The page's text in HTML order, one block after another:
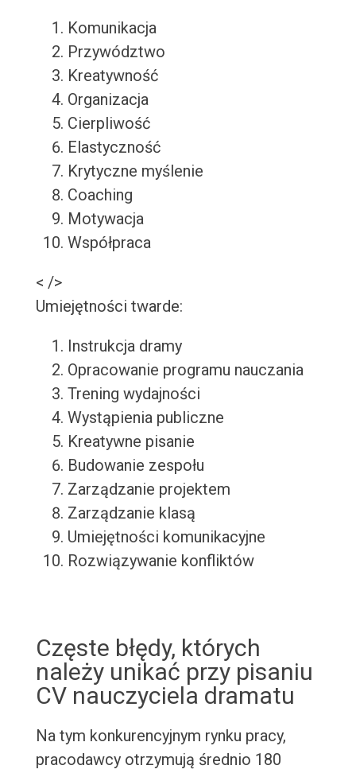
Komunikacja
Przywództwo
Kreatywność
Organizacja
Cierpliwość
Elastyczność
Krytyczne myślenie
Coaching
Motywacja
Współpraca
< />
Umiejętności twarde:
Instrukcja dramy
Opracowanie programu nauczania
Trening wydajności
Wystąpienia publiczne
Kreatywne pisanie
Budowanie zespołu
Zarządzanie projektem
Zarządzanie klasą
Umiejętności komunikacyjne
Rozwiązywanie konfliktów
Częste błędy, których
należy unikać przy pisaniu
CV nauczyciela dramatu
Na tym konkurencyjnym rynku pracy,
pracodawcy otrzymują średnio 180